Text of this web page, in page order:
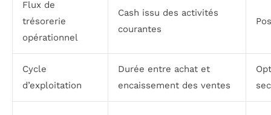
Flux de
trésorerie
opérationnel
Cash issu des activités
courantes
Cycle
d’exploitation
Durée entre achat et
encaissement des ventes